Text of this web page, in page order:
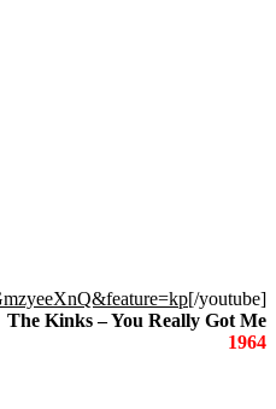
[/youtube]
The Kinks – You Really Got Me
1964